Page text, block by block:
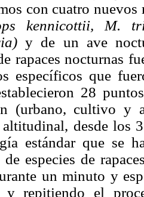
con cuatro nuevos
kennicottii, M.
y de un ave
rapaces nocturnas
específicos que
28
(urbano, cultivo y
altitudinal, desde los
estándar que se
de especies de
un minuto y
y repitiendo el